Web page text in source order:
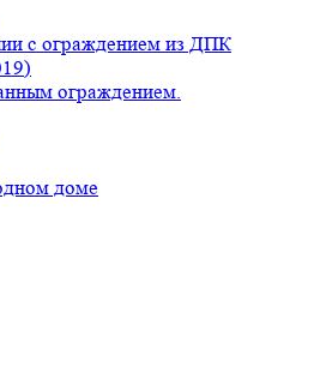
с ограждением из ДПК
ограждением.
доме